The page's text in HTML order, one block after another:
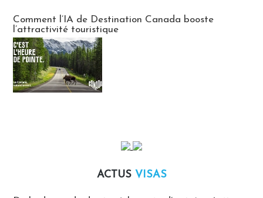
Comment l’IA de Destination Canada booste
l’attractivité touristique
ACTUS VISAS